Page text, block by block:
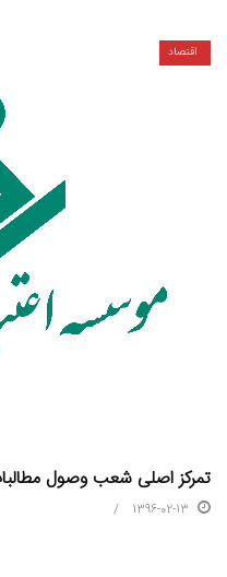
اقتصاد
تمرکز اصلی شعب وصول
1396-02-13